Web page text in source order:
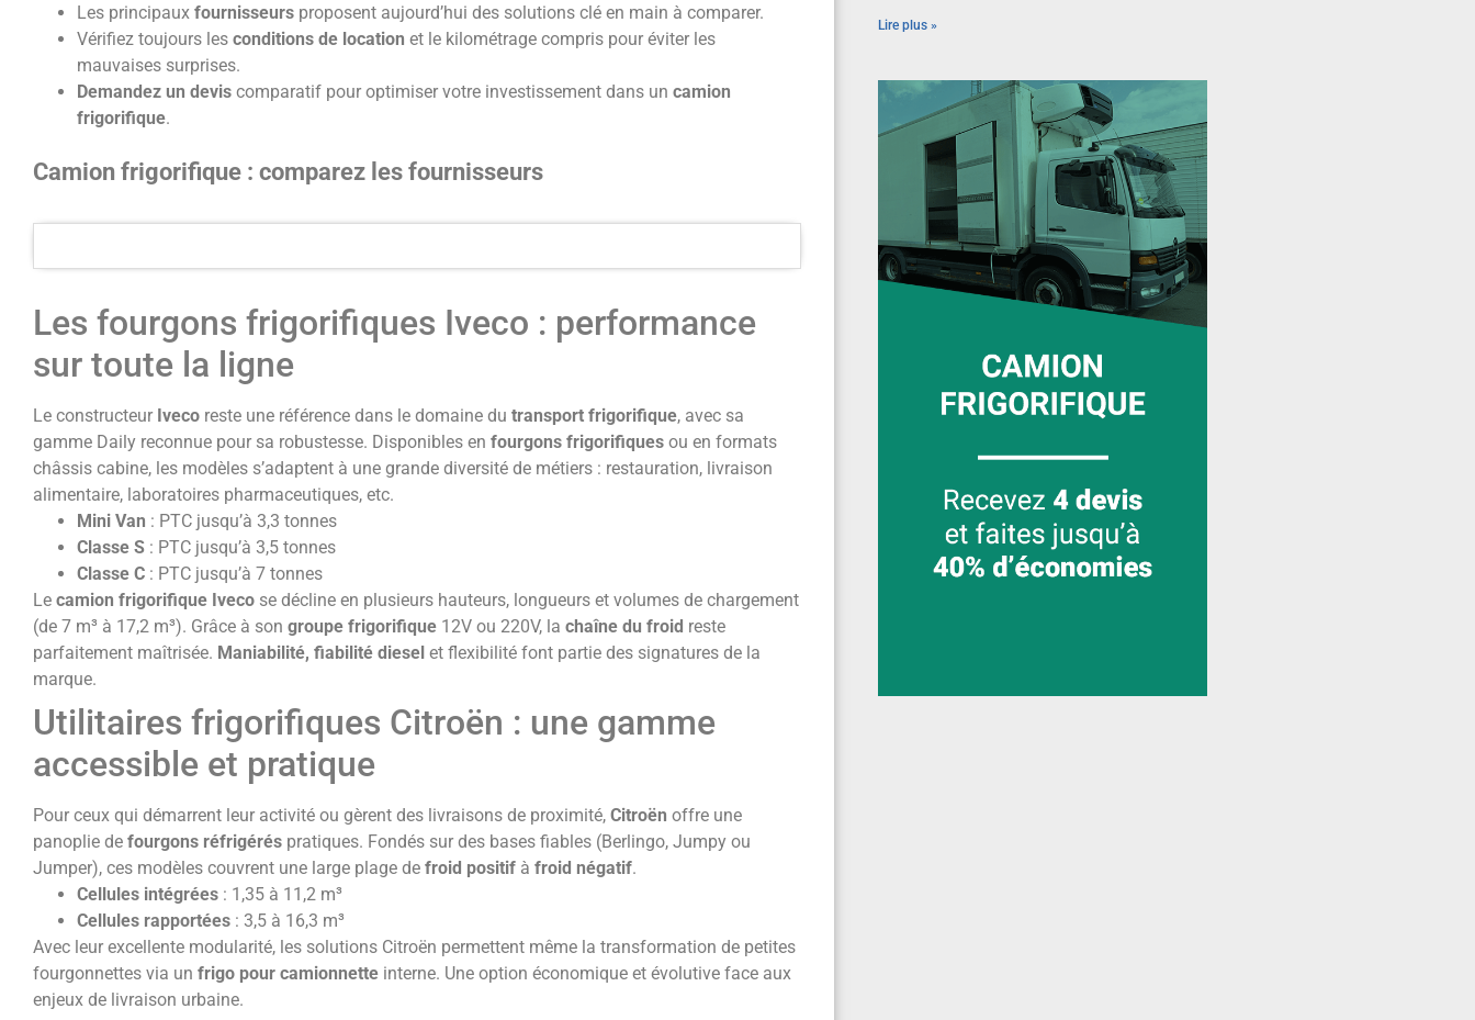
Les principaux fournisseurs proposent aujourd’hui des solutions clé en main à comparer.
Vérifiez toujours les conditions de location et le kilométrage compris pour éviter les
mauvaises surprises.
Demandez un devis comparatif pour optimiser votre investissement dans un camion
frigorifique.
Camion frigorifique : comparez les fournisseurs
Les fourgons frigorifiques Iveco : performance
sur toute la ligne
Le constructeur Iveco reste une référence dans le domaine du transport frigorifique, avec sa
gamme Daily reconnue pour sa robustesse. Disponibles en fourgons frigorifiques ou en formats
châssis cabine, les modèles s’adaptent à une grande diversité de métiers : restauration, livraison
alimentaire, laboratoires pharmaceutiques, etc.
Mini Van : PTC jusqu’à 3,3 tonnes
Classe S : PTC jusqu’à 3,5 tonnes
Classe C : PTC jusqu’à 7 tonnes
Le camion frigorifique Iveco se décline en plusieurs hauteurs, longueurs et volumes de chargement
(de 7 m³ à 17,2 m³). Grâce à son groupe frigorifique 12V ou 220V, la chaîne du froid reste
parfaitement maîtrisée. Maniabilité, fiabilité diesel et flexibilité font partie des signatures de la
marque.
Utilitaires frigorifiques Citroën : une gamme
accessible et pratique
Pour ceux qui démarrent leur activité ou gèrent des livraisons de proximité, Citroën offre une
panoplie de fourgons réfrigérés pratiques. Fondés sur des bases fiables (Berlingo, Jumpy ou
Jumper), ces modèles couvrent une large plage de froid positif à froid négatif.
Cellules intégrées : 1,35 à 11,2 m³
Cellules rapportées : 3,5 à 16,3 m³
Avec leur excellente modularité, les solutions Citroën permettent même la transformation de petites
fourgonnettes via un frigo pour camionnette interne. Une option économique et évolutive face aux
enjeux de livraison urbaine.
Lire plus »